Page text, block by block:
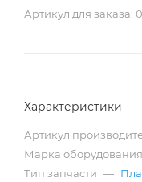
Артикул для заказа:
Характеристики
Артикул
Марка оборудования
Тип запчасти —